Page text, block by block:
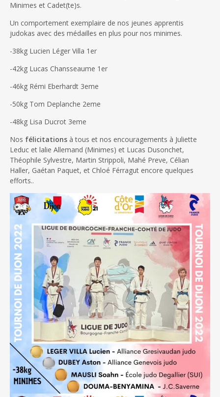
Minimes et Cadet(te)s.
Un comportement exemplaire de nos jeunes apprentis
judokas avec des médailles en plus pour nos minimes.
-38kg Lucien Léger Villa 1er
-42kg Lucas Chansseaume 1er
-46kg Rémi Eberhardt 3eme
-50kg Tom Deplanche 2eme
-48kg Lisa Ducrot 3eme
Nos félicitations à tous et nos encouragements à Juliette
Leduc et lalie Allemand (Minimes) et Lucas Dusonchet,
Théophile Sylvestre, Martin Strippoli, Mahé Preve, Célian
Haller, Gaétan Paquet, et Chloé Férragut encore quelques
efforts..